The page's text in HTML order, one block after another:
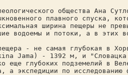
общества Ана
плавного спуска,
ширина пещеры не
водоемы и потоки, а в этих
- не самая глубокая в
Jama) - 1392 м, и
еще глубоких подземелий в
а экспедиции по исследованию